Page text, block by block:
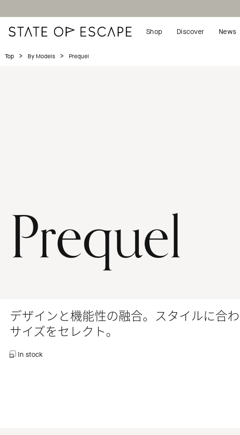
Shop Discover News
Top > By Models > Prequel
Prequel
デザインと機能性の融合。スタイルに合
サイズをセレクト。
In stock